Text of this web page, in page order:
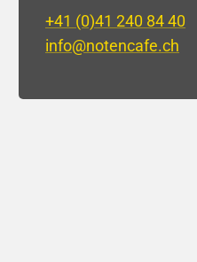
Newsletter
+41 (0)41 240 84 40
info@notencafe.ch